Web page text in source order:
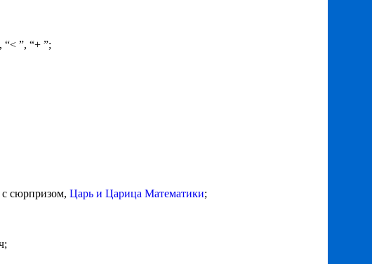
“< ”, “+ ”;
с сюрпризом, Царь и Царица Математики;